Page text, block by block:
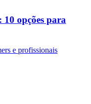
opções para
e profissionais